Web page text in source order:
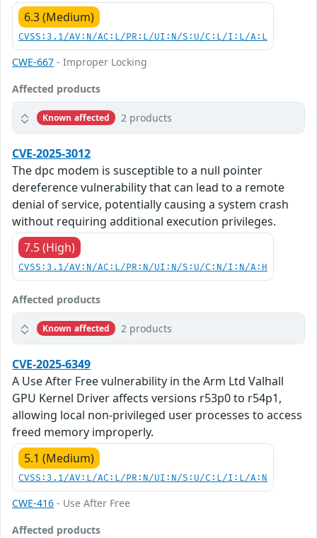
6.3 (Medium)
CVSS:3.1/AV:N/AC:L/PR:L/UI:N/S:U/C:L/I:L/A:L
CWE-667 - Improper Locking
Affected products
Known affected 2 products
CVE-2025-3012
The dpc modem is susceptible to a null pointer
dereference vulnerability that can lead to a remote
denial of service, potentially causing a system crash
without requiring additional execution privileges.
7.5 (High)
CVSS:3.1/AV:N/AC:L/PR:N/UI:N/S:U/C:N/I:N/A:H
Affected products
Known affected 2 products
CVE-2025-6349
A Use After Free vulnerability in the Arm Ltd Valhall
GPU Kernel Driver affects versions r53p0 to r54p1,
allowing local non-privileged user processes to access
freed memory improperly.
5.1 (Medium)
CVSS:3.1/AV:L/AC:L/PR:N/UI:N/S:U/C:L/I:L/A:N
CWE-416 - Use After Free
Affected products